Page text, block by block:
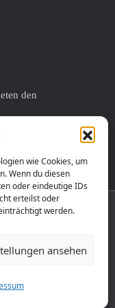
wie Cookies, um
Wenn du diesen
oder eindeutige IDs
erteilst oder
werden.
ansehen
den
in